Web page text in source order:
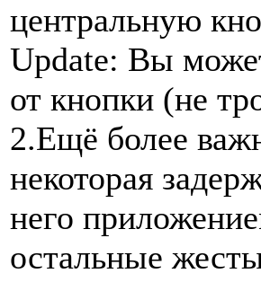
центральную
Update: Вы
от кнопки (не
2.Ещё более
некоторая
него
остальные